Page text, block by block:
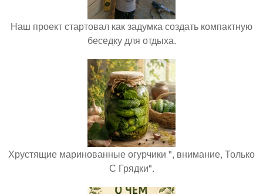
Наш проект стартовал как задумка создать компактную
беседку для отдыха.
Хрустящие маринованные огурчики ", внимание, Только
С Грядки".